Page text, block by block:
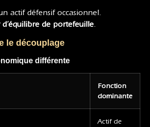
actif défensif occasionnel.
de portefeuille.
le découplage
différente
Fonction
dominante
Actif de